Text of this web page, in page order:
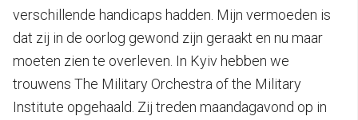
verschillende handicaps hadden. Mijn vermoeden is
dat zij in de oorlog gewond zijn geraakt en nu maar
moeten zien te overleven. In Kyiv hebben we
trouwens The Military Orchestra of the Military
Institute opgehaald. Zij treden maandagavond op in